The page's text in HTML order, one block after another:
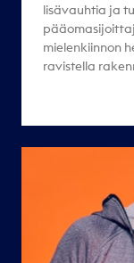
lisävauhtia ja
mielenkiinnon
ravistella